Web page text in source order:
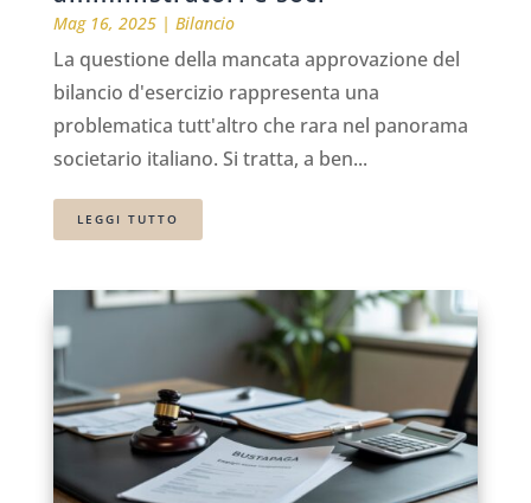
Mag 16, 2025| Bilancio
La questione della mancata approvazione del
bilancio d'esercizio rappresenta una
problematica tutt'altro che rara nel panorama
societario italiano. Si tratta, a ben...
LEGGI TUTTO